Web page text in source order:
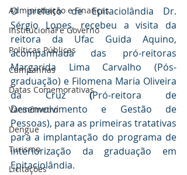
Administração e Finanças
Institucional e Governo
Políticas Públicas
Campanhas
Datas Comemorativas
Vacinômetro
Dengue
Turismo
Licitações
O prefeito de Epitaciolândia Dr.
Sérgio Lopes, recebeu a visita da
reitora da Ufac Guida Aquino,
Margarida Lima Carvalho (Pós-
graduação) e Filomena Maria Oliveira
da Cruz (
Desenvolvimento e Gestão de
Pessoas), para as primeiras tratativas
para a implantação do programa de
interiorização da graduação em
Epitaciolândia.